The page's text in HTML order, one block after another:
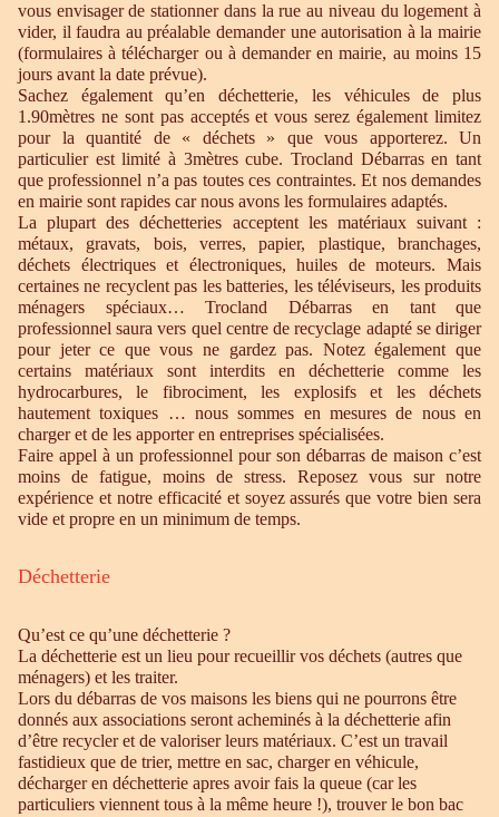
vous envisager de stationner dans la rue au niveau du logement à
vider, il faudra au préalable demander une autorisation à la mairie
(formulaires à télécharger ou à demander en mairie, au moins 15
jours avant la date prévue).
Sachez également qu’en déchetterie, les véhicules de plus
1.90mètres ne sont pas acceptés et vous serez également limitez
pour la quantité de « déchets » que vous apporterez. Un
particulier est limité à 3mètres cube. Trocland Débarras en tant
que professionnel n’a pas toutes ces contraintes. Et nos demandes
en mairie sont rapides car nous avons les formulaires adaptés.
La plupart des déchetteries acceptent les matériaux suivant :
métaux, gravats, bois, verres, papier, plastique, branchages,
déchets électriques et électroniques, huiles de moteurs. Mais
certaines ne recyclent pas les batteries, les téléviseurs, les produits
ménagers spéciaux… Trocland Débarras en tant que
professionnel saura vers quel centre de recyclage adapté se diriger
pour jeter ce que vous ne gardez pas. Notez également que
certains matériaux sont interdits en déchetterie comme les
hydrocarbures, le fibrociment, les explosifs et les déchets
hautement toxiques … nous sommes en mesures de nous en
charger et de les apporter en entreprises spécialisées.
Faire appel à un professionnel pour son débarras de maison c’est
moins de fatigue, moins de stress. Reposez vous sur notre
expérience et notre efficacité et soyez assurés que votre bien sera
vide et propre en un minimum de temps.
Déchetterie
Qu’est ce qu’une déchetterie ?
La déchetterie est un lieu pour recueillir vos déchets (autres que
ménagers) et les traiter.
Lors du débarras de vos maisons les biens qui ne pourrons être
donnés aux associations seront acheminés à la déchetterie afin
d’être recycler et de valoriser leurs matériaux. C’est un travail
fastidieux que de trier, mettre en sac, charger en véhicule,
décharger en déchetterie apres avoir fais la queue (car les
particuliers viennent tous à la même heure !), trouver le bon bac